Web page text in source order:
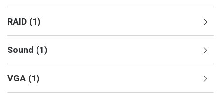
RAID (1)
Sound (1)
VGA (1)